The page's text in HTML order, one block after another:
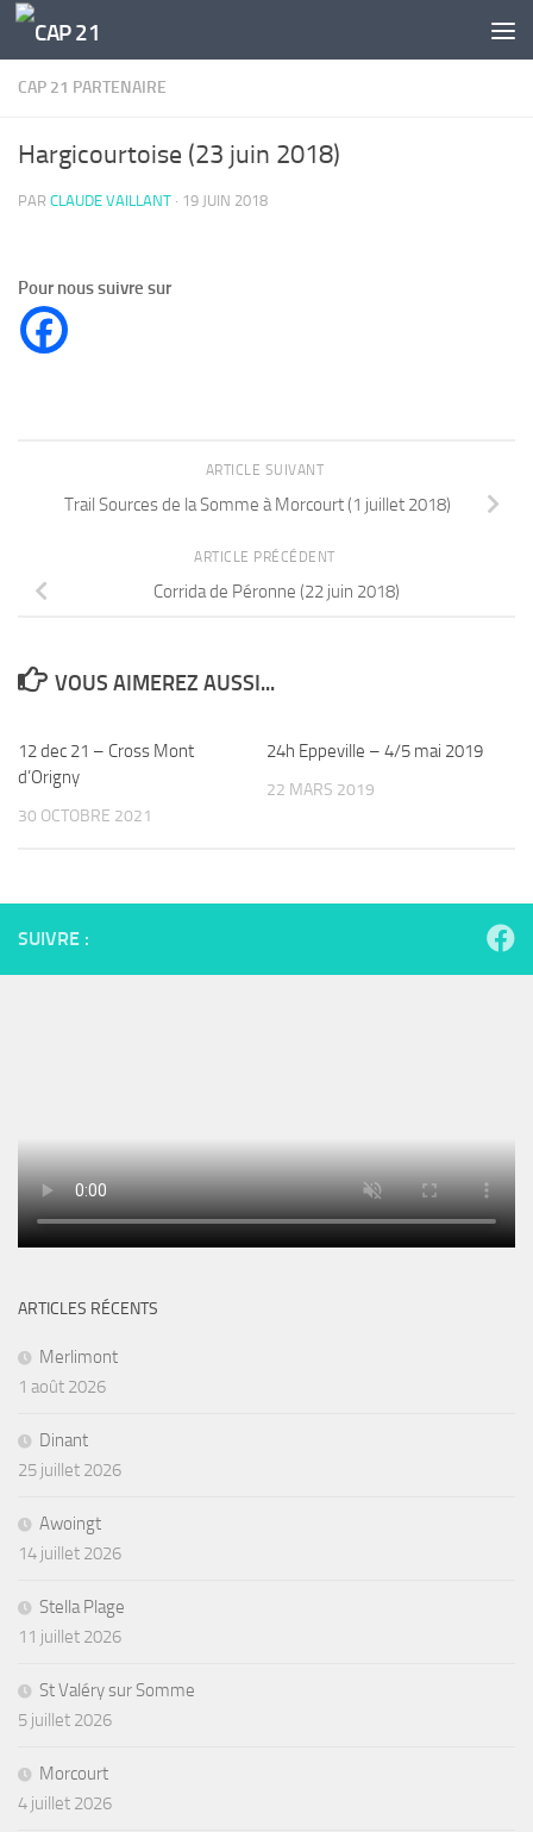
Skip to content
CAP 21 PARTENAIRE
Hargicourtoise (23 juin 2018)
PAR CLAUDE VAILLANT · 19 JUIN 2018
Pour nous suivre sur
ARTICLE SUIVANT
Trail Sources de la Somme à Morcourt (1 juillet 2018)
ARTICLE PRÉCÉDENT
Corrida de Péronne (22 juin 2018)
VOUS AIMEREZ AUSSI...
12 dec 21 – Cross Mont
d’Origny
30 OCTOBRE 2021
24h Eppeville – 4/5 mai 2019
22 MARS 2019
SUIVRE :
ARTICLES RÉCENTS
Merlimont
1 août 2026
Dinant
25 juillet 2026
Awoingt
14 juillet 2026
Stella Plage
11 juillet 2026
St Valéry sur Somme
5 juillet 2026
Morcourt
4 juillet 2026